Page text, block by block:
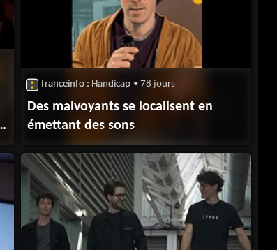
franceinfo : Handicap • 78 jours
Des malvoyants se localisent en
émettant des sons